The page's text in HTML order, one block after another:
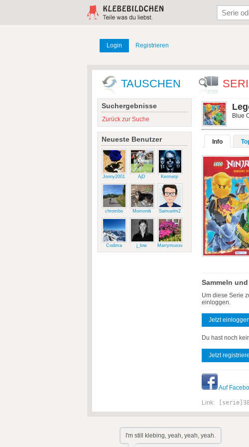
Login Registrieren
TAUSCHEN
Suchergebnisse
Zurück zur Suche
Neueste Benutzer
Jonny2001 AjD Kermetjr
chrombo Momonik Samuelm2
Codima j_low Marrymussweg
Blue
Info
Sammeln
Um diese Serie
einloggen.
Jetzt einloggen
Du hast noch
Jetzt
Auf
Link:
I'm still klebing, yeah, yeah, yeah.